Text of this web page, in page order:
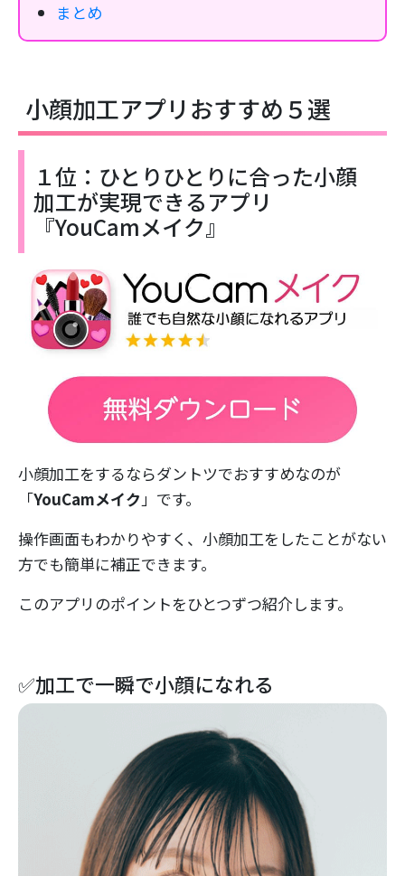
まとめ
小顔加工アプリおすすめ５選
１位：ひとりひとりに合った小顔
加工が実現できるアプリ
『YouCamメイク』
小顔加工をするならダントツでおすすめなのが
「YouCamメイク 」です。
操作画面もわかりやすく、小顔加工をしたことがない
方でも簡単に補正できます。
このアプリのポイントをひとつずつ紹介します。
✅加工で一瞬で小顔になれる